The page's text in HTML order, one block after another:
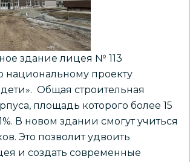
здание лицея № 113
национальному проекту
Общая строительная
площадь которого более 15
В новом здании смогут учиться
Это позволит удвоить
и создать современные